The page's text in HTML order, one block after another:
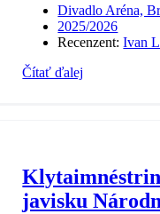
Divadlo Aréna,
2025/2026
Recenzent:Ivan
Čítať ďalej
javisku